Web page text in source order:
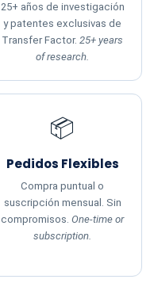
25+ años de investigación
y patentes exclusivas de
Transfer Factor. 25+ years
of research.
📦
Pedidos Flexibles
Compra puntual o
suscripción mensual. Sin
compromisos. One-time or
subscription.